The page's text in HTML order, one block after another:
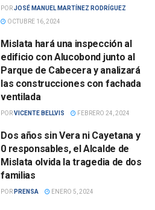
PORJOSÉ MANUEL MARTÍNEZ RODRÍGUEZ
OCTUBRE 16, 2024
Mislata hará una inspección al
edificio con Alucobond junto al
Parque de Cabecera y analizará
las construcciones con fachada
ventilada
PORVICENTE BELLVIS FEBRERO 24, 2024
Dos años sin Vera ni Cayetana y
0 responsables, el Alcalde de
Mislata olvida la tragedia de dos
familias
POR PRENSA ENERO 5, 2024